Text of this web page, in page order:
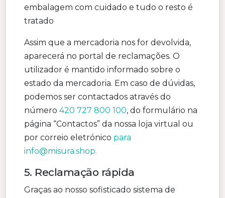
embalagem com cuidado e tudo o resto é
tratado
Assim que a mercadoria nos for devolvida,
aparecerá no portal de reclamações. O
utilizador é mantido informado sobre o
estado da mercadoria. Em caso de dúvidas,
podemos ser contactados através do
número 420 727 800 100, do formulário na
página “Contactos” da nossa loja virtual ou
por correio eletrónico para
info@misura.shop.
5. Reclamação rápida
Graças ao nosso sofisticado sistema de